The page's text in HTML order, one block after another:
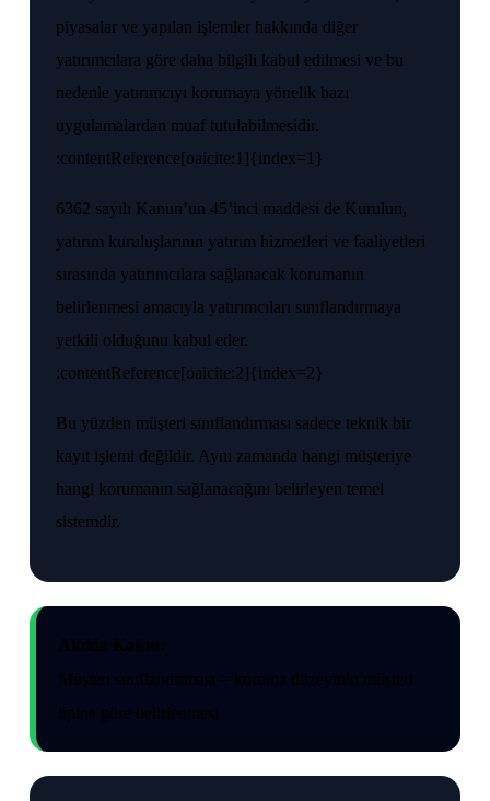
piyasalar ve yapılan işlemler hakkında diğer
yatırımcılara göre daha bilgili kabul edilmesi ve bu
nedenle yatırımcıyı korumaya yönelik bazı
uygulamalardan muaf tutulabilmesidir.
:contentReference[oaicite:1]{index=1}
6362 sayılı Kanun’un 45’inci maddesi de Kurulun,
yatırım kuruluşlarının yatırım hizmetleri ve faaliyetleri
sırasında yatırımcılara sağlanacak korumanın
belirlenmesi amacıyla yatırımcıları sınıflandırmaya
yetkili olduğunu kabul eder.
:contentReference[oaicite:2]{index=2}
Bu yüzden müşteri sınıflandırması sadece teknik bir
kayıt işlemi değildir. Aynı zamanda hangi müşteriye
hangi korumanın sağlanacağını belirleyen temel
sistemdir.